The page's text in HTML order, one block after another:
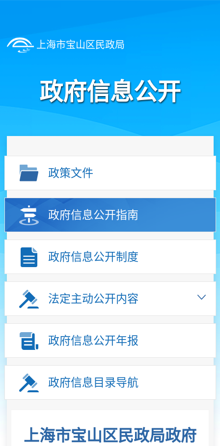
上海市宝山区民政局
政府信息公开
政策文件
政府信息公开指南
政府信息公开制度
法定主动公开内容
政府信息公开年报
政府信息目录导航
上海市宝山区民政局政府